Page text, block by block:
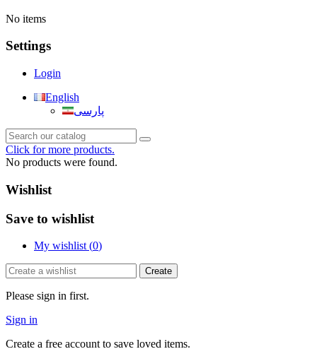
No items
Settings
Login
English
پارسی
Click for more products.
No products were found.
Wishlist
Save to wishlist
My wishlist (0)
Create
Please sign in first.
Sign in
Create a free account to save loved items.